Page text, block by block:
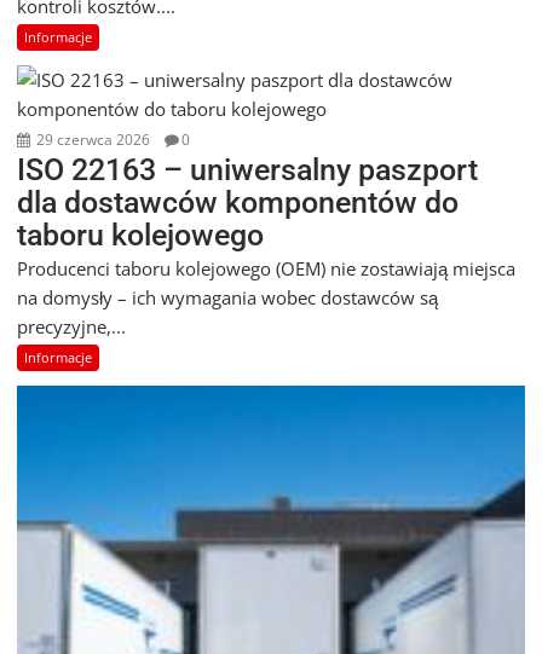
kontroli kosztów....
Informacje
29 czerwca 2026 0
ISO 22163 – uniwersalny paszport
dla dostawców komponentów do
taboru kolejowego
Producenci taboru kolejowego (OEM) nie zostawiają miejsca
na domysły – ich wymagania wobec dostawców są
precyzyjne,...
Informacje